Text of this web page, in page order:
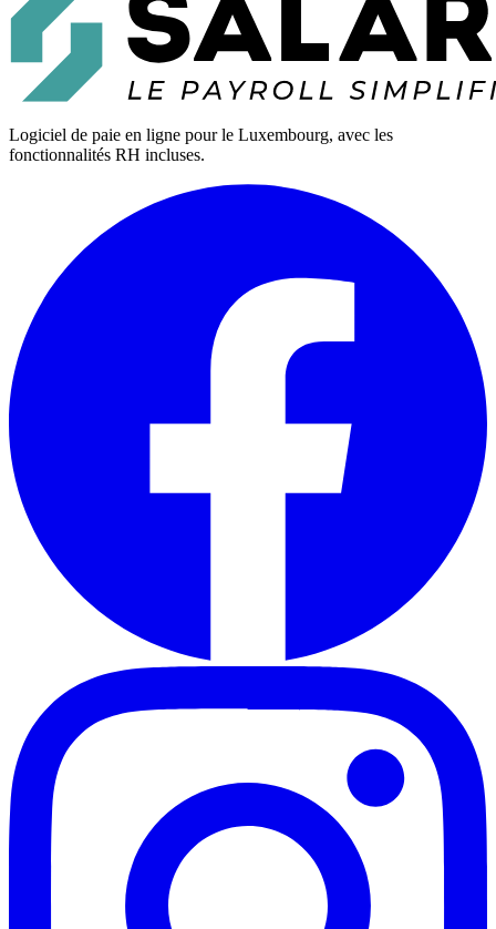
Logiciel de paie en ligne pour le Luxembourg, avec les
fonctionnalités RH incluses.